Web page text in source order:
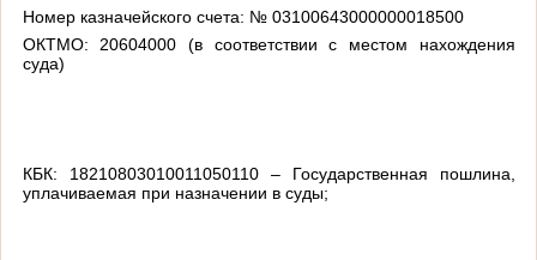
Номер казначейского счета: № 03100643000000018500
ОКТМО: 20604000 (в соответствии с местом нахождения
суда)
КБК: 18210803010011050110 – Государственная пошлина,
уплачиваемая при назначении в суды;